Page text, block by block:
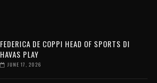
FEDERICA DE COPPI HEAD OF SPORTS DI
HAVAS PLAY
JUNE 17, 2026